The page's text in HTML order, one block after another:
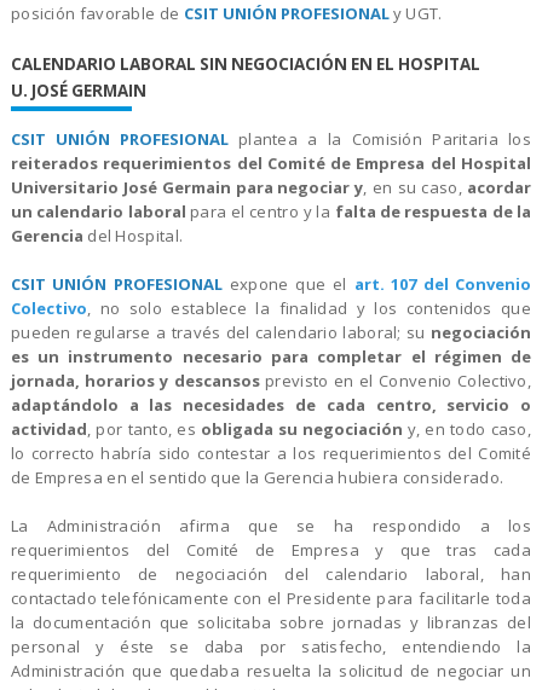
posición favorable de CSIT UNIÓN PROFESIONALy UGT.
CALENDARIO LABORAL SIN NEGOCIACIÓN EN EL HOSPITAL
U. JOSÉ GERMAIN
CSIT UNIÓN PROFESIONALplantea a la Comisión Paritaria los
reiterados requerimientos del Comité de Empresa del Hospital
Universitario José Germain para negociar y, en su caso, acordar
un calendario laboral para el centro y la falta de respuesta de la
Gerencia del Hospital.
CSIT UNIÓN PROFESIONALexpone que el art. 107 del Convenio
Colectivo, no solo establece la finalidad y los contenidos que
pueden regularse a través del calendario laboral; su negociación
es un instrumento necesario para completar el régimen de
jornada, horarios y descansosprevisto en el Convenio Colectivo,
adaptándolo a las necesidades de cada centro, servicio o
actividad, por tanto, es obligada su negociación y, en todo caso,
lo correcto habría sido contestar a los requerimientos del Comité
de Empresa en el sentido que la Gerencia hubiera considerado.
La Administración afirma que se ha respondido a los
requerimientos del Comité de Empresa y que tras cada
requerimiento de negociación del calendario laboral, han
contactado telefónicamente con el Presidente para facilitarle toda
la documentación que solicitaba sobre jornadas y libranzas del
personal y éste se daba por satisfecho, entendiendo la
Administración que quedaba resuelta la solicitud de negociar un